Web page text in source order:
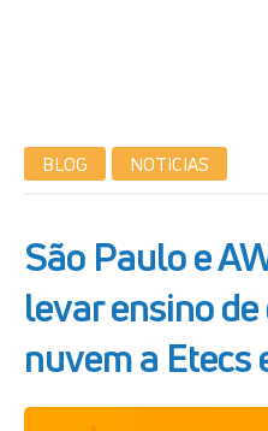
BLOG NOTICIAS
São Paulo e
levar ensino
nuvem a Etecs